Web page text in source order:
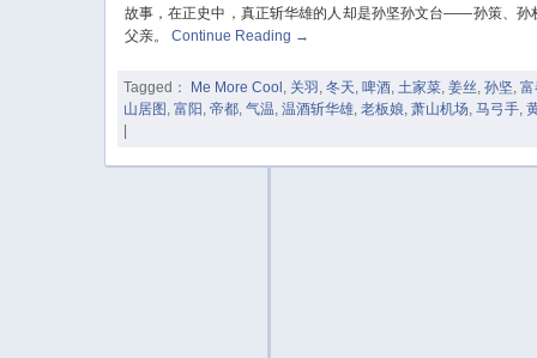
故事，在正史中，真正斩华雄的人却是孙坚孙文台——孙策、孙
父亲。
Continue Reading →
Tagged： Me More Cool , 关羽 ,冬天,啤酒,土家菜,姜丝,孙坚,
山居图 ,富阳 ,帝都,气温,温酒斩华雄,老板娘,萧山机场,马弓手,